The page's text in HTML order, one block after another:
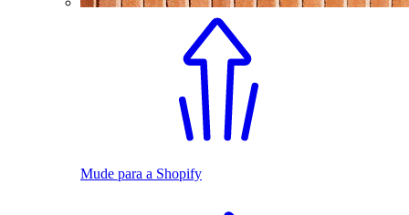
Mude para a Shopify